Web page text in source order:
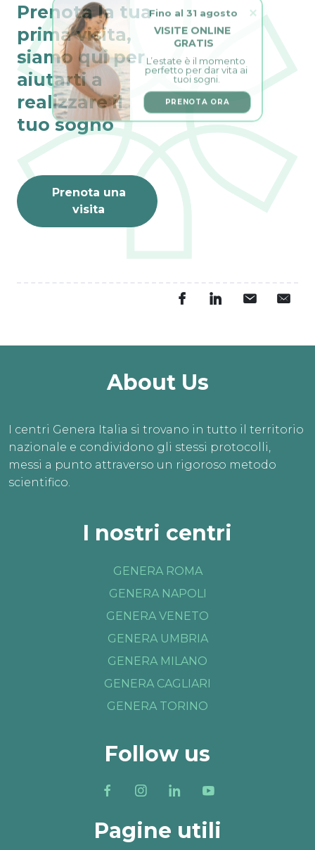
Prenota la tua
prima visita,
siamo qui per
aiutarti a
realizzare il
tuo sogno
Prenota una
visita
About Us
I centri Genera Italia si trovano in tutto il territorio
nazionale e condividono gli stessi protocolli,
messi a punto attraverso un rigoroso metodo
scientifico.
I nostri centri
GENERA ROMA
GENERA NAPOLI
GENERA VENETO
GENERA UMBRIA
GENERA MILANO
GENERA CAGLIARI
GENERA TORINO
Follow us
Pagine utili
VISITE ONLINE
GRATIS
perfetto per dar vita ai
tuoi sogni.
PRENOTA ORA